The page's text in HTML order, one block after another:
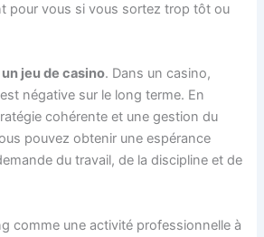
pour vous si vous sortez trop tôt ou
un jeu de casino. Dans un casino,
négative sur le long terme. En
cohérente et une gestion du
pouvez obtenir une espérance
du travail, de la discipline et de
comme une activité professionnelle à